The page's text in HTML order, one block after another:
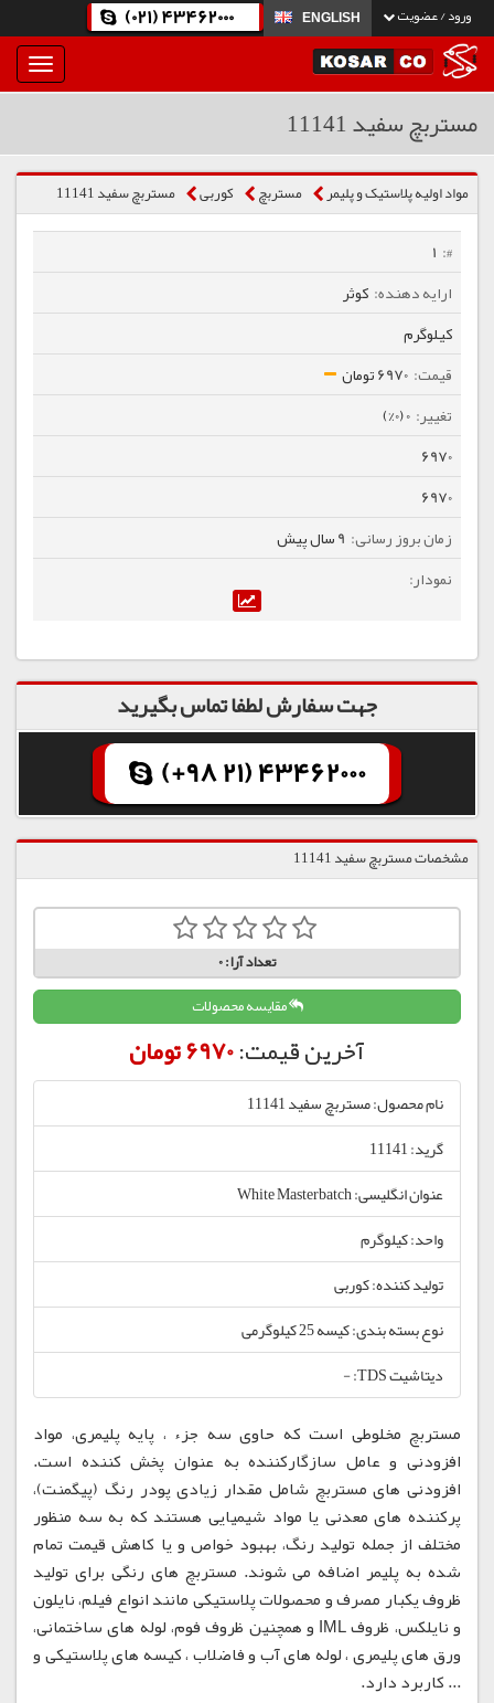
ورود / عضویت ENGLISH
(021) 43462000
بار
و
مستربچ سفید 11141
مواد اولیه پلاستیک و پلیمر مستربچ كوربی مستربچ سفید 11141
1
کوثر
کیلوگرم
6970 تومان
0 (0%)
6970
6970
9 سال پیش
جهت سفارش لطفا تماس بگیرید
(+98 21) 43462000
مشخصات مستربچ سفید 11141
تعداد آرا:0
مقایسه محصولات
آخرین قیمت:6970 تومان
نام محصول: مستربچ سفید 11141
گرید: 11141
عنوان انگلیسی: White Masterbatch
واحد: کیلوگرم
تولید کننده: کوربی
نوع بسته بندی: کیسه 25 کیلوگرمی
دیتاشیت TDS: -
مستربچ مخلوطی است که حاوی سه جزء ، پایه پلیمری، مواد
افزودنی و عامل سازگارکننده به عنوان پخش کننده است.
افزودنی های مستربچ شامل مقدار زیادی پودر رنگ (پیگمنت)،
پرکننده های معدنی یا مواد شیمیایی هستند که به سه منظور
مختلف از جمله تولید رنگ، بهبود خواص و یا کاهش قیمت تمام
شده به پلیمر اضافه می شوند. مستربچ های رنگی برای تولید
ظروف یکبار مصرف و محصولات پلاستیکی مانند انواع فیلم، نایلون
و نایلکس، ظروف IML و همچنین ظروف فوم، لوله های ساختمانی،
ورق های پلیمری ، لوله های آب و فاضلاب ، کیسه های پلاستیکی و
... کاربرد دارد.